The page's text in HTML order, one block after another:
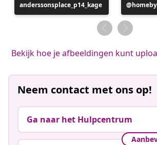
gepubliceerd
door
anderssonsplace_p14_kage
Bericht
door
Bekijk hoe je afbeeldingen kunt
Neem contact met ons op!
Ga naar het Hulpcentrum